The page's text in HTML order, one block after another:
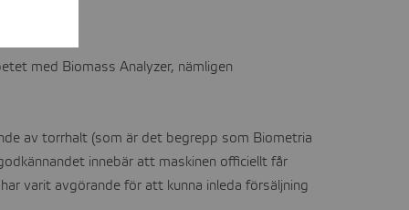
med Biomass Analyzer, nämligen
av torrhalt (som är det begrepp som Biometria
innebär att maskinen officiellt får
varit avgörande för att kunna inleda försäljning